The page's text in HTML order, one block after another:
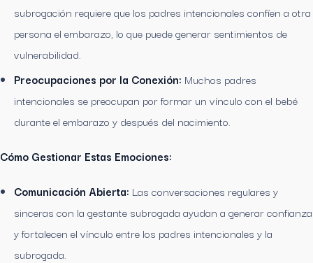
subrogación requiere que los padres intencionales confíen a otra
persona el embarazo, lo que puede generar sentimientos de
vulnerabilidad.
Preocupaciones por la Conexión: Muchos padres
intencionales se preocupan por formar un vínculo con el bebé
durante el embarazo y después del nacimiento.
Cómo Gestionar Estas Emociones:
Comunicación Abierta: Las conversaciones regulares y
sinceras con la gestante subrogada ayudan a generar confianza
y fortalecen el vínculo entre los padres intencionales y la
subrogada.